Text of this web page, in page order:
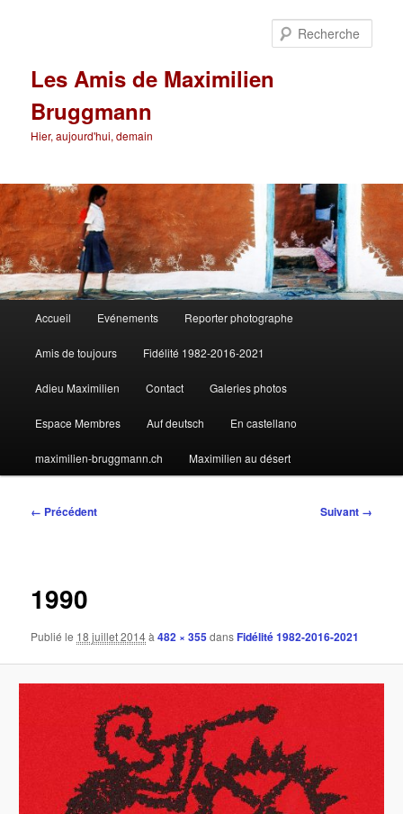
Les Amis de Maximilien
Bruggmann
Hier, aujourd'hui, demain
principal
Accueil Evénements Reporter photographe
Amis de toujours Fidélité 1982-2016-2021
Adieu Maximilien Contact Galeries photos
Espace Membres Auf deutsch En castellano
maximilien-bruggmann.ch Maximilien au désert
Navigation
← Précédent Suivant →
1990
Publié le 18 juillet 2014à482 × 355dansFidélité 1982-2016-2021